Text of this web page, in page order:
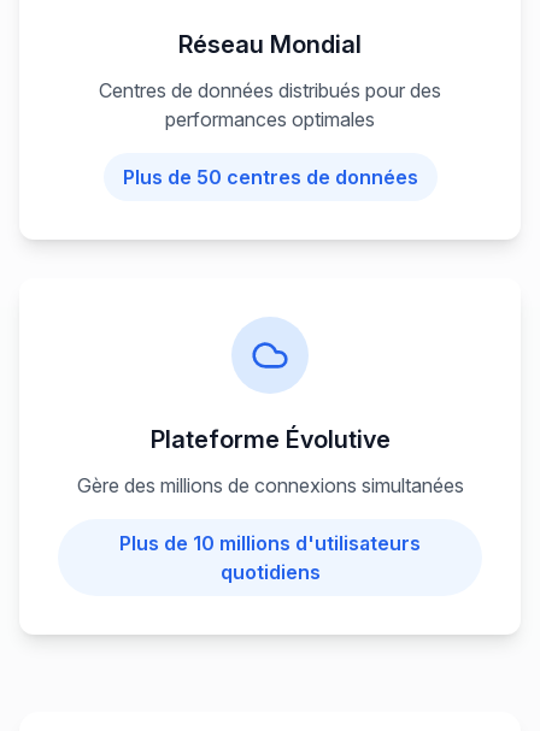
Réseau Mondial
Centres de données distribués pour des
performances optimales
Plus de 50 centres de données
Plateforme Évolutive
Gère des millions de connexions simultanées
Plus de 10 millions d'utilisateurs
quotidiens